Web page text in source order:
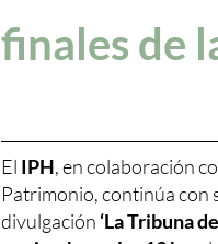
finales de
El IPH, en colaboración
Patrimonio, continúa con
divulgación ‘La Tribuna